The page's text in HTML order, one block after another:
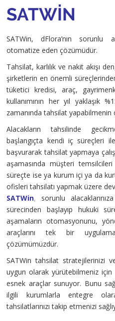
SATWIN
SATWin, dFlora’nın sorunlu
otomatize eden çözümüdür.
Tahsilat, karlılık ve nakit akışı
şirketlerin en önemli
tüketici kredisi, araç,
kullanımının her yıl yaklaşık
zamanında tahsilat
Alacakların tahsilinde
başlangıçta kendi iç süreçleri
başvurarak tahsilat yapmaya
aşamasında müşteri
süreçte ise ya kurum içi ya da
ofisleri tahsilatı yapmak üzere
SATWin, sorunlu
sürecinden başlayıp hukuki
aşamaların otomasyonunu,
araçlarını tek bir
çözümümüzdür.
SATWin tahsilat stratejilerinizi
uygun olarak yürütebilmeniz için
esnek araçlar sunuyor. Bunu
ilgili kurumlarla entegre
tahsilatlarınızı takip etmenizi